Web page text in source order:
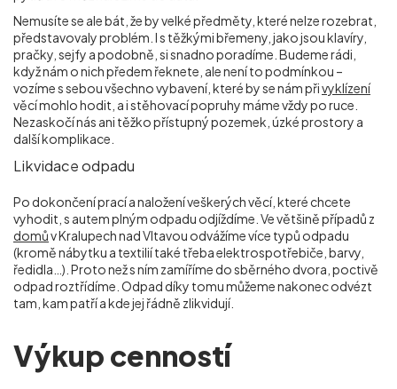
Nemusíte se ale bát, že by velké předměty, které nelze rozebrat,
představovaly problém. I s těžkými břemeny, jako jsou klavíry,
pračky, sejfy a podobně, si snadno poradíme. Budeme rádi,
když nám o nich předem řeknete, ale není to podmínkou –
vozíme s sebou všechno vybavení, které by se nám přivyklízení
věcí mohlo hodit, a i stěhovací popruhy máme vždy po ruce.
Nezaskočí nás ani těžko přístupný pozemek, úzké prostory a
další komplikace.
Likvidace odpadu
Po dokončení prací a naložení veškerých věcí, které chcete
vyhodit, s autem plným odpadu odjíždíme. Ve většině případů z
domův Kralupech nad Vltavou odvážíme více typů odpadu
(kromě nábytku a textilií také třeba elektrospotřebiče, barvy,
ředidla…). Proto než s ním zamíříme do sběrného dvora, poctivě
odpad roztřídíme. Odpad díky tomu můžeme nakonec odvézt
tam, kam patří a kde jej řádně zlikvidují.
Výkup cenností